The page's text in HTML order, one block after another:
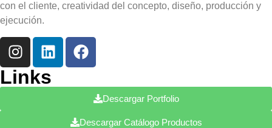
con el cliente, creatividad del concepto, diseño, producción y
ejecución.
Links
Descargar Portfolio
Descargar Catálogo Productos